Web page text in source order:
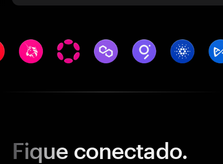
Fique conectado.